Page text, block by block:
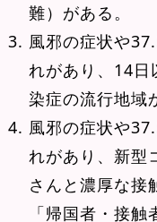
難）がある。
風邪の症状や
れがあり、14日
染症の流行地域
風邪の症状や
れがあり、新型
さんと濃厚な接
「帰国者・接